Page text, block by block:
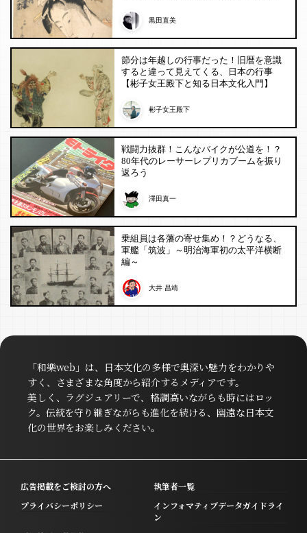
黒田直美
節分は年越しの行事だった！旧暦を意識
すると違って見えてくる、日本の行事
【彬子女王殿下と知る日本文化入門】
彬子女王殿下
戦闘力抜群！こんなバイクが公道を！？
80年代のレーサーレプリカブームを振り
返ろう
澤田真一
乗組員は各藩の寄せ集め！？どうなる、
軍艦「筑波」～明治海軍初の太平洋横断
編～
大井 昌靖
「和樂web」は、日本文化の多様で奥深い魅力をわかりや
すく、さまざまな角度から紹介するメディアです。
美しく、ラグジュアリーで、格調高いながらも時にはロッ
ク。伝統を守り継ぎながらも進化を続ける、幽遠な日本文
化の世界をお楽しみください。
広告掲載をご検討の方へ
執筆者一覧
プライバシーポリシー
インフォマティブデータガイドライ
ン